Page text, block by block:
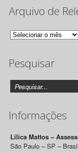
Arquivo de
Arquivo
Releases
Pesquisar
Informações
Lilica Mattos –
São Paulo – SP – Brasil